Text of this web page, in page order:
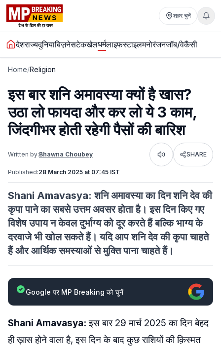
शहर चुनें
देशराज्यदुनियाबिज़नेसटेकखेलधर्मलाइफस्टाइलमनोरंजनजॉब/वेकैंसी
Home/Religion
इस बार शनि अमावस्या क्यों है खास?
उठा लो फायदा और कर लो ये 3 काम,
जिंदगीभर होती रहेगी पैसों की बारिश
Written by:Bhawna Choubey Listen SHARE
Published:28 March 2025 at 07:45 IST
Shani Amavasya: शनि अमावस्या का दिन शनि देव की
कृपा पाने का सबसे उत्तम अवसर होता है। इस दिन किए गए
विशेष उपाय न केवल दुर्भाग्य को दूर करते हैं बल्कि भाग्य के
दरवाजे भी खोल सकते हैं। यदि आप शनि देव की कृपा चाहते
हैं और आर्थिक समस्याओं से मुक्ति पाना चाहते हैं।
Google पर MP Breaking को चुनें
Shani Amavasya: इस बार 29 मार्च 2025 का दिन बेहद
ही ख़ास होने वाला है, इस दिन के बाद कुछ राशियों की क़िस्मत